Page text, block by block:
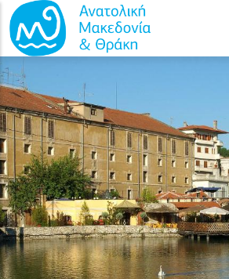
Παράκαμψη προς το κυρίως περιεχόμενο